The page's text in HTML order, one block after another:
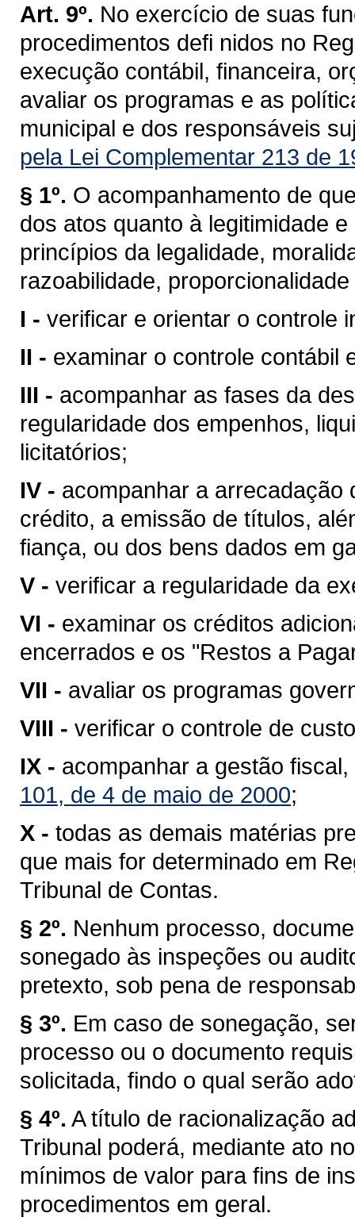
Art. 9º. No exercício de suas
procedimentos defi nidos no
execução contábil, financeira,
avaliar os programas e as
municipal e dos responsáveis
pela Lei Complementar 213 de
§ 1º. O acompanhamento de
dos atos quanto à legitimidade
princípios da legalidade,
razoabilidade,
I - verificar e orientar o controle
II - examinar o controle contábil
III - acompanhar as fases da
regularidade dos empenhos,
licitatórios;
IV - acompanhar a arrecadação
crédito, a emissão de títulos,
fiança, ou dos bens dados em
V - verificar a regularidade da
VI - examinar os créditos
encerrados e os "Restos a
VII - avaliar os programas
VIII - verificar o controle de
IX - acompanhar a gestão
101, de 4 de maio de 2000;
X - todas as demais matérias
que mais for determinado em
Tribunal de Contas.
§ 2º. Nenhum processo,
sonegado às inspeções ou
pretexto, sob pena de
§ 3º. Em caso de sonegação,
processo ou o documento
solicitada, findo o qual serão
§ 4º. A título de racionalização
Tribunal poderá, mediante ato
mínimos de valor para fins de
procedimentos em geral.